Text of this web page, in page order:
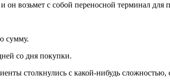
возьмет с собой переносной терминал для
сумму.
со дня покупки.
столкнулись с какой-нибудь